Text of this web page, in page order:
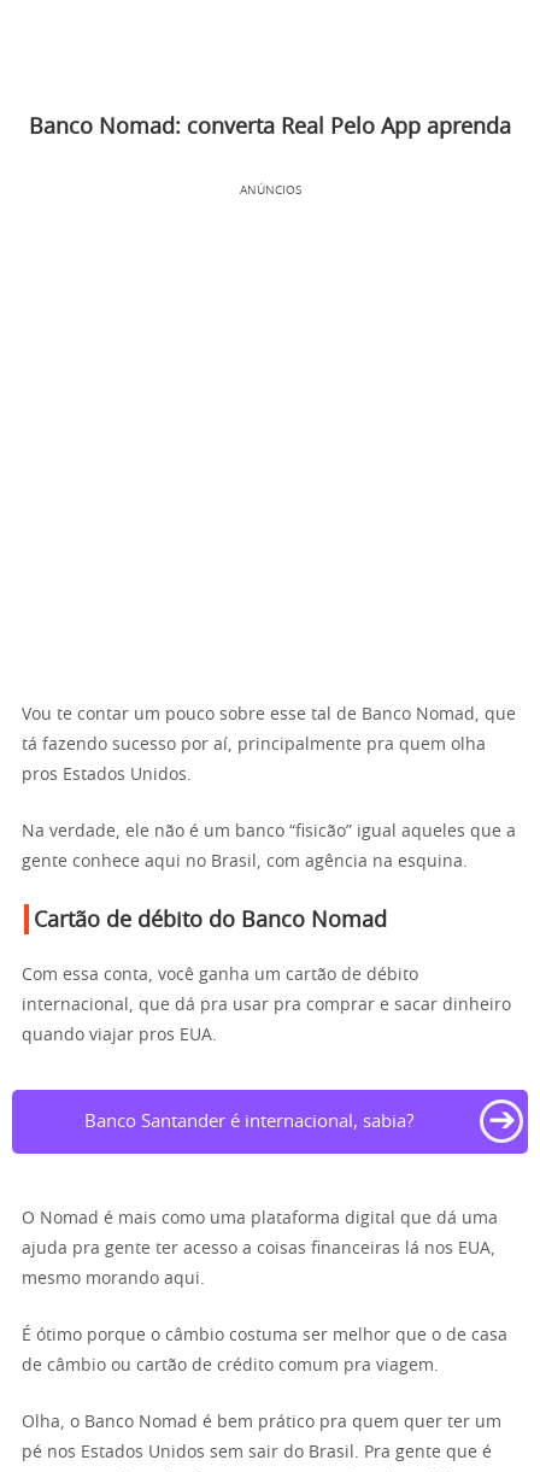
Banco Nomad: converta Real Pelo App aprenda
ANÚNCIOS
Vou te contar um pouco sobre esse tal de Banco Nomad, que
tá fazendo sucesso por aí, principalmente pra quem olha
pros Estados Unidos.
Na verdade, ele não é um banco “fisicão” igual aqueles que a
gente conhece aqui no Brasil, com agência na esquina.
Cartão de débito do Banco Nomad
Com essa conta, você ganha um cartão de débito
internacional, que dá pra usar pra comprar e sacar dinheiro
quando viajar pros EUA.
Banco Santander é internacional, sabia? ➔
O Nomad é mais como uma plataforma digital que dá uma
ajuda pra gente ter acesso a coisas financeiras lá nos EUA,
mesmo morando aqui.
É ótimo porque o câmbio costuma ser melhor que o de casa
de câmbio ou cartão de crédito comum pra viagem.
Olha, o Banco Nomad é bem prático pra quem quer ter um
pé nos Estados Unidos sem sair do Brasil. Pra gente que é